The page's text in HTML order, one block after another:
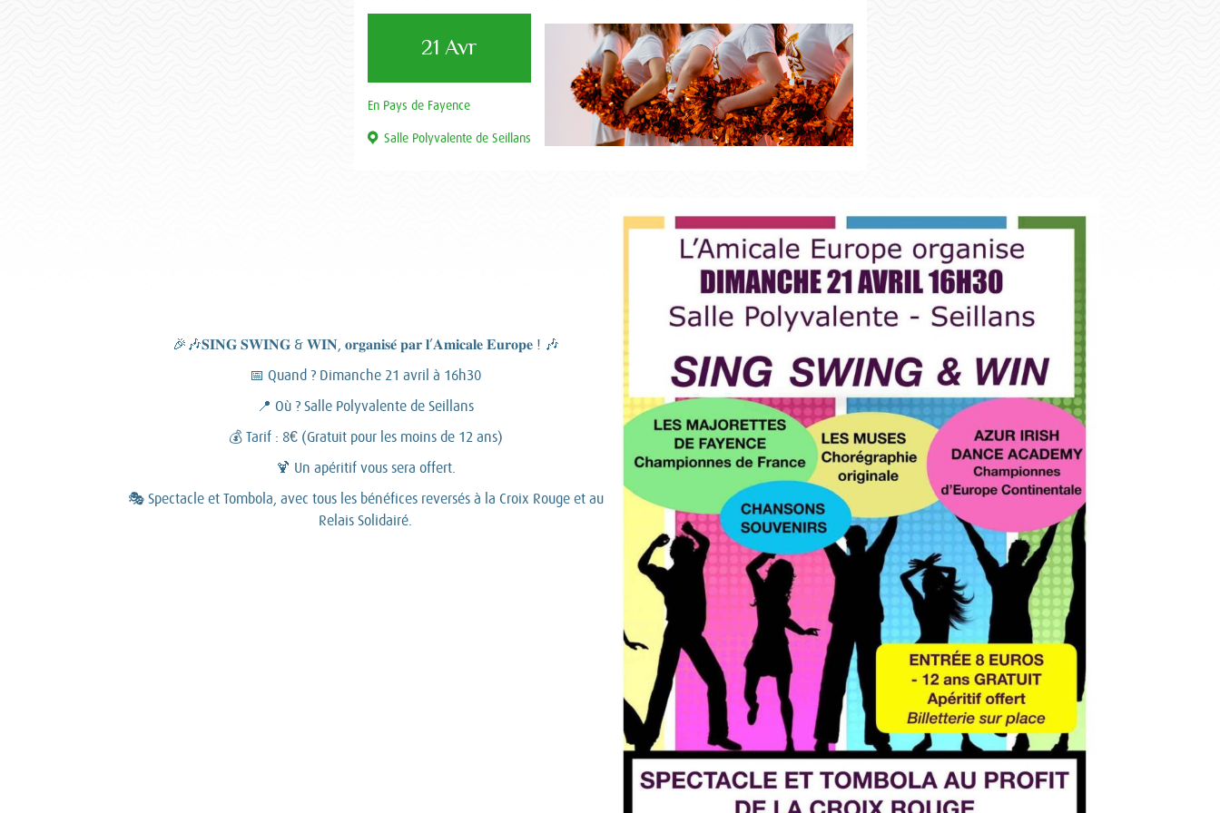
21 Avr
En Pays de Fayence
Salle Polyvalente de Seillans
🎉🎶𝐒𝐈𝐍𝐆 𝐒𝐖𝐈𝐍𝐆 & 𝐖𝐈𝐍, 𝐨𝐫𝐠𝐚𝐧𝐢𝐬𝐞́ 𝐩𝐚𝐫 𝐥’𝐀𝐦𝐢𝐜𝐚𝐥𝐞 𝐄𝐮𝐫𝐨𝐩𝐞 ! 🎶
📅 Quand ? Dimanche 21 avril à 16h30
📍 Où ? Salle Polyvalente de Seillans
💰 Tarif : 8€ (Gratuit pour les moins de 12 ans)
🍹 Un apéritif vous sera offert.
🎭 Spectacle et Tombola, avec tous les bénéfices reversés à la Croix Rouge et au
Relais Solidairé.